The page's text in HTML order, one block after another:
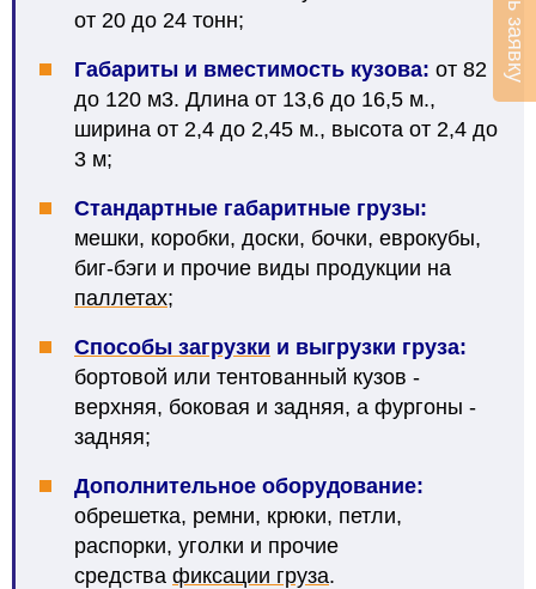
от 20 до 24 тонн;
Габариты и вместимость кузова: от 82
до 120 м3. Длина от 13,6 до 16,5 м.,
ширина от 2,4 до 2,45 м., высота от 2,4 до
3 м;
Стандартные габаритные грузы:
мешки, коробки, доски, бочки, еврокубы,
биг-бэги и прочие виды продукции на
паллетах;
Способы загрузки и выгрузки груза:
бортовой или тентованный кузов -
верхняя, боковая и задняя, а фургоны -
задняя;
Дополнительное оборудование:
обрешетка, ремни, крюки, петли,
распорки, уголки и прочие
средства фиксации груза.